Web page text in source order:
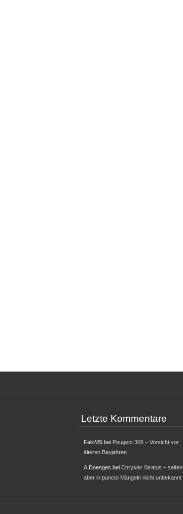
Letzte Kommentare
FalkMSbei Peugeot 306 – Vorsicht vor
älteren Baujahren
A.Doenges bei Chrysler Stratus – selten,
aber in puncto Mängeln nicht unbekannt